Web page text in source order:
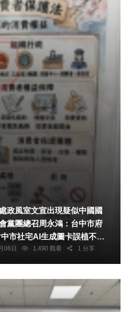
政風室文宣出現疑似中國國
黨團總召周永鴻：台中市府
架並嚴格把關
06日 1,490 觀看 1 分享